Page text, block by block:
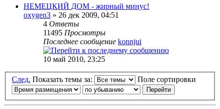
НЕМЕЦКИЙ ДОМ - жирный минус!
oxygen3 » 26 дек 2009, 04:51
4 Ответы
11495 Просмотры
Последнее сообщение konnjui
10 май 2010, 23:25
След. Показать темы за: Поле сортировки